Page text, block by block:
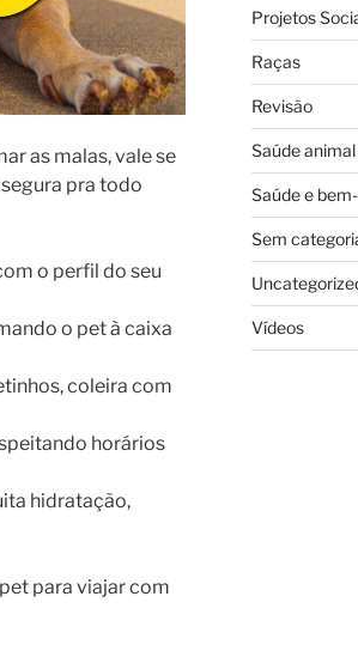
as malas, vale se
pra todo
o perfil do seu
o pet à caixa
coleira com
horários
hidratação,
para viajar com
Projetos
Raças
Revisão
Saúde animal
Saúde e
Sem
Vídeos